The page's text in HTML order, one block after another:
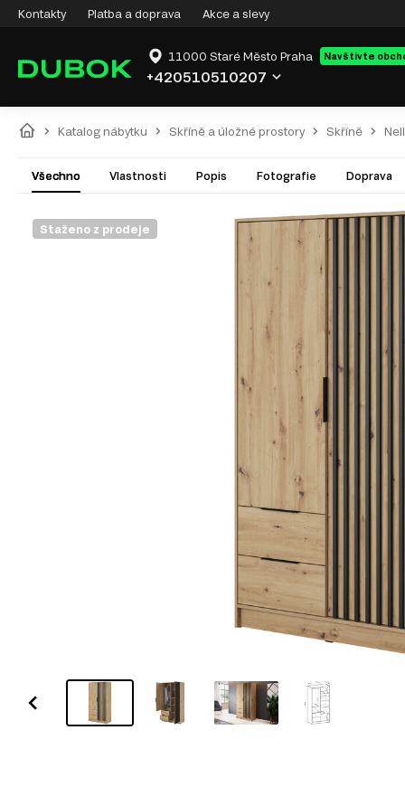
Kontakty Platba a doprava Akce a slevy
11000 Staré Město Praha Navštivte
+420510510207
Katalog nábytku Skříně a úložné prostory Skříně
Všechno Vlastnosti Popis Fotografie Doprava
Staženo z prodeje